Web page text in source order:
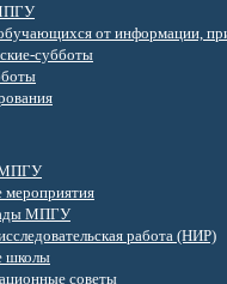
от информации,
МПГУ
мероприятия
МПГУ
работа (НИР)
школы
советы